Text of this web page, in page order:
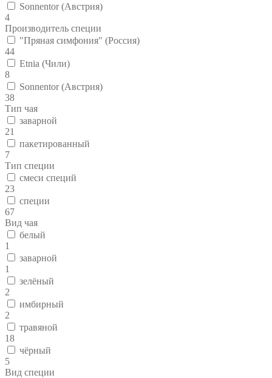
Sonnentor (Австрия)
4
Производитель специи
"Пряная симфония" (Россия)
44
Etnia (Чили)
8
Sonnentor (Австрия)
38
Тип чая
заварной
21
пакетированный
7
Тип специи
смеси специй
23
специи
67
Вид чая
белый
1
заварной
1
зелёный
2
имбирный
2
травяной
18
чёрный
5
Вид специи